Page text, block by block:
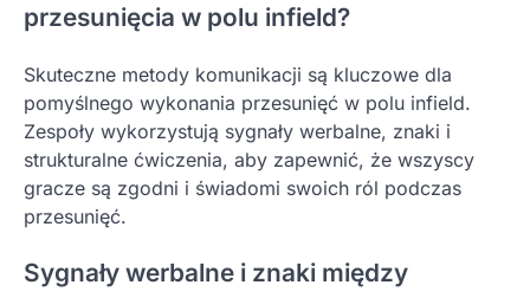
przesunięcia w polu infield?
Skuteczne metody komunikacji są kluczowe dla
pomyślnego wykonania przesunięć w polu infield.
Zespoły wykorzystują sygnały werbalne, znaki i
strukturalne ćwiczenia, aby zapewnić, że wszyscy
gracze są zgodni i świadomi swoich ról podczas
przesunięć.
Sygnały werbalne i znaki między